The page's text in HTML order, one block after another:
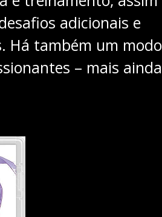
adicionais e
Há também um modo
– mais ainda